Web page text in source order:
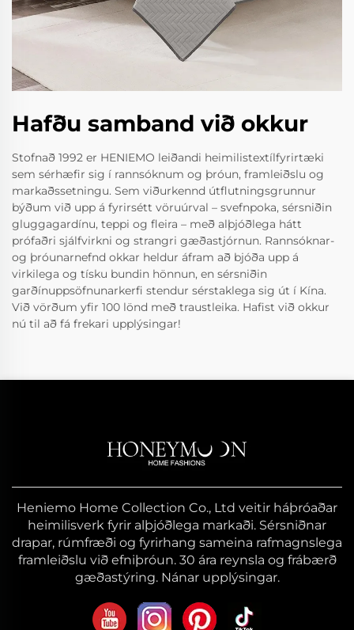
Hafðu samband við okkur
Stofnað 1992 er HENIEMO leiðandi heimilistextílfyrirtæki
sem sérhæfir sig í rannsóknum og þróun, framleiðslu og
markaðssetningu. Sem viðurkennd útflutningsgrunnur
býðum við upp á fyrirsétt vöruúrval – svefnpoka, sérsniðin
gluggagardínu, teppi og fleira – með alþjóðlega hátt
prófaðri sjálfvirkni og strangri gæðastjórnun. Rannsóknar-
og þróunarnefnd okkar heldur áfram að bjóða upp á
virkilega og tísku bundin hönnun, en sérsniðin
garðínuppsöfnunarkerfi stendur sérstaklega sig út í Kína.
Við vörðum yfir 100 lönd með traustleika. Hafist við okkur
nú til að fá frekari upplýsingar!
Heniemo Home Collection Co., Ltd veitir háþróaðar
heimilisverk fyrir alþjóðlega markaði. Sérsniðnar
drapar, rúmfræði og fyrirhang sameina rafmagnslega
framleiðslu við efniþróun. 30 ára reynsla og frábærð
gæðastýring. Nánar upplýsingar.